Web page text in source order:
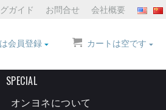
ガイド お問合せ 会社概要
カートは空です
会員登録
SPECIAL
オンヨネについて